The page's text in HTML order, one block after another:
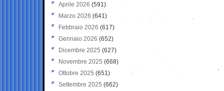
Aprile 2026 (591)
Marzo 2026 (641)
Febbraio 2026 (617)
Gennaio 2026 (652)
Dicembre 2025 (627)
Novembre 2025 (668)
Ottobre 2025 (651)
Settembre 2025 (662)